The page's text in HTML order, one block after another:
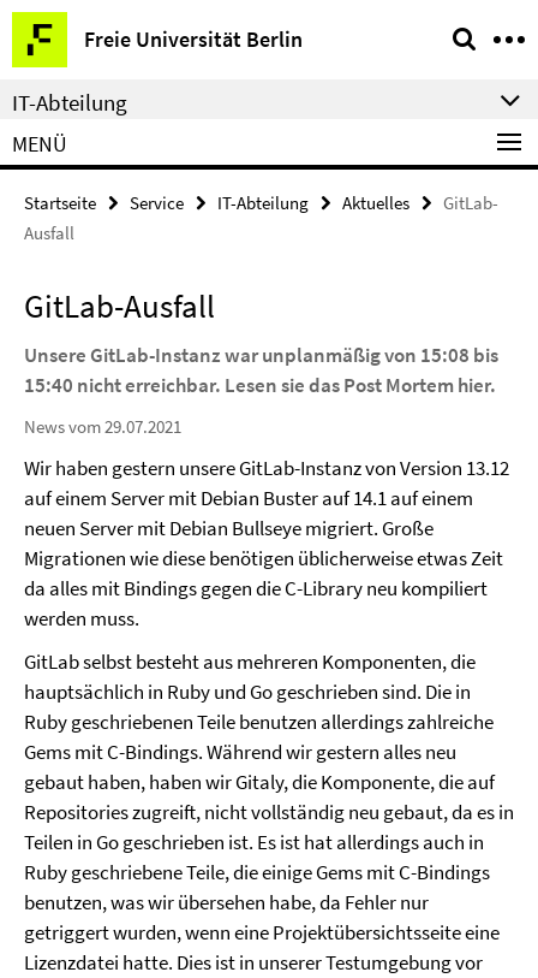
Springe
direkt
zu
Inhalt
Freie Universität Berlin
Service-
Navigation
IT-Abteilung
MENÜ
Startseite Service IT-Abteilung Aktuelles
GitLab-
Ausfall
GitLab-Ausfall
Unsere GitLab-Instanz war unplanmäßig von 15:08 bis
15:40 nicht erreichbar. Lesen sie das Post Mortem hier.
News vom 29.07.2021
Wir haben gestern unsere GitLab-Instanz von Version 13.12
auf einem Server mit Debian Buster auf 14.1 auf einem
neuen Server mit Debian Bullseye migriert. Große
Migrationen wie diese benötigen üblicherweise etwas Zeit
da alles mit Bindings gegen die C-Library neu kompiliert
werden muss.
GitLab selbst besteht aus mehreren Komponenten, die
hauptsächlich in Ruby und Go geschrieben sind. Die in
Ruby geschriebenen Teile benutzen allerdings zahlreiche
Gems mit C-Bindings. Während wir gestern alles neu
gebaut haben, haben wir Gitaly, die Komponente, die auf
Repositories zugreift, nicht vollständig neu gebaut, da es in
Teilen in Go geschrieben ist. Es ist hat allerdings auch in
Ruby geschriebene Teile, die einige Gems mit C-Bindings
benutzen, was wir übersehen habe, da Fehler nur
getriggert wurden, wenn eine Projektübersichtsseite eine
Lizenzdatei hatte. Dies ist in unserer Testumgebung vor